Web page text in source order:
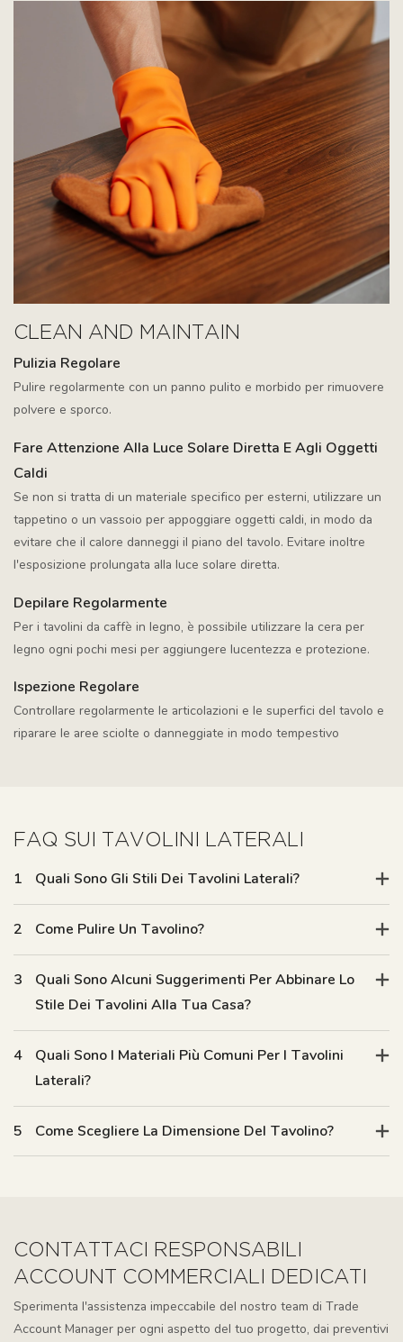
CLEAN AND MAINTAIN
Pulizia Regolare
Pulire regolarmente con un panno pulito e morbido per rimuovere
polvere e sporco.
Fare Attenzione Alla Luce Solare Diretta E Agli Oggetti
Caldi
Se non si tratta di un materiale specifico per esterni, utilizzare un
tappetino o un vassoio per appoggiare oggetti caldi, in modo da
evitare che il calore danneggi il piano del tavolo. Evitare inoltre
l'esposizione prolungata alla luce solare diretta.
Depilare Regolarmente
Per i tavolini da caffè in legno, è possibile utilizzare la cera per
legno ogni pochi mesi per aggiungere lucentezza e protezione.
Ispezione Regolare
Controllare regolarmente le articolazioni e le superfici del tavolo e
riparare le aree sciolte o danneggiate in modo tempestivo
FAQ SUI TAVOLINI LATERALI
1 Quali Sono Gli Stili Dei Tavolini Laterali?
2 Come Pulire Un Tavolino?
3
Quali Sono Alcuni Suggerimenti Per Abbinare Lo
Stile Dei Tavolini Alla Tua Casa?
4
Quali Sono I Materiali Più Comuni Per I Tavolini
Laterali?
5 Come Scegliere La Dimensione Del Tavolino?
CONTATTACI RESPONSABILI
ACCOUNT COMMERCIALI DEDICATI
Sperimenta l'assistenza impeccabile del nostro team di Trade
Account Manager per ogni aspetto del tuo progetto, dai preventivi